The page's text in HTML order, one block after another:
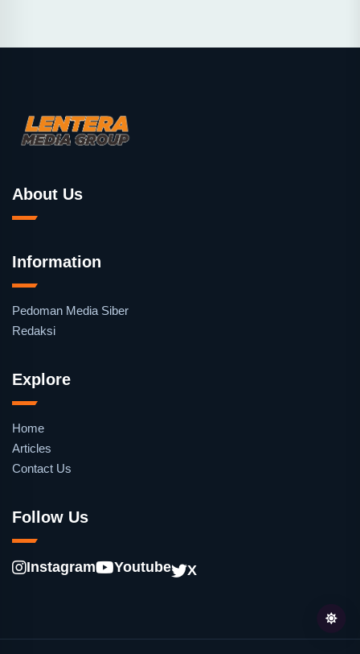
About Us
Information
Pedoman Media Siber
Redaksi
Explore
Home
Articles
Contact Us
Follow Us
Instagram Youtube X